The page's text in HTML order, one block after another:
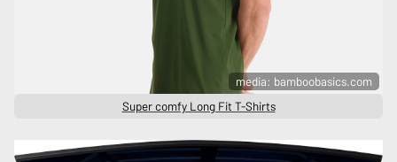
media: bamboobasics.com
Super comfy Long Fit T-Shirts